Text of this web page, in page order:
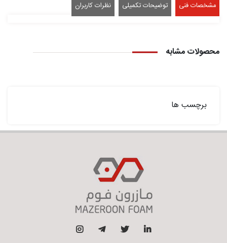
مشخصات فنی توضیحات تکمیلی نظرات کاربران
محصولات مشابه
برچسب ها